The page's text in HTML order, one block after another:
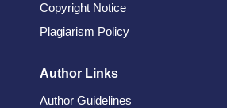
Copyright Notice
Plagiarism Policy
Author Links
Author Guidelines